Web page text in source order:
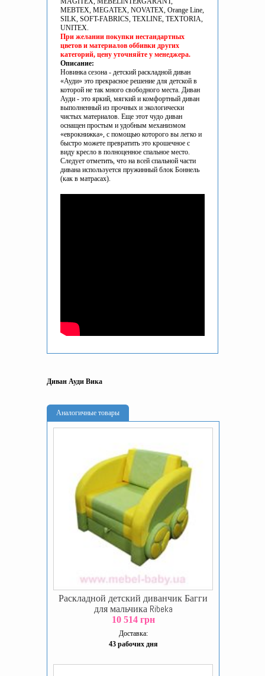
MEBTEX, MEGATEX, NOVATEX, Orange Line,
SILK, SOFT-FABRICS, TEXLINE, TEXTORIA,
UNITEX.
При желании покупки нестандартных
цветов и материалов оббивки других
категорий, цену уточняйте у менеджера.
Описание:
Новинка сезона - детский раскладной диван
«Ауди» это прекрасное решение для детской в
которой не так много свободного места. Диван
Ауди - это яркий, мягкий и комфортный диван
выполненный из прочных и экологически
чистых материалов. Еще этот чудо диван
оснащен простым и удобным механизмом
«еврокнижка», с помощью которого вы легко и
быстро можете превратить это крошечное с
виду кресло в полноценное спальное место.
Следует отметить, что на всей спальной части
дивана используется пружинный блок Боннель
(как в матрасах).
Диван Ауди Вика
Аналогичные товары
Раскладной детский диванчик Багги
для мальчика Ribeka
10 514 грн
Доставка:
43 рабочих дня